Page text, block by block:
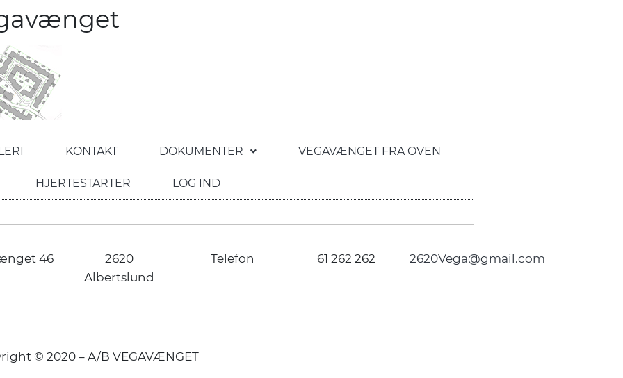
KONTAKT DOKUMENTER VEGAVÆNGET FRA OVEN
HJERTESTARTER LOG IND
46
2620
Albertslund
Telefon 61 262 262 2620Vega@gmail.com
© 2020 – A/B VEGAVÆNGET